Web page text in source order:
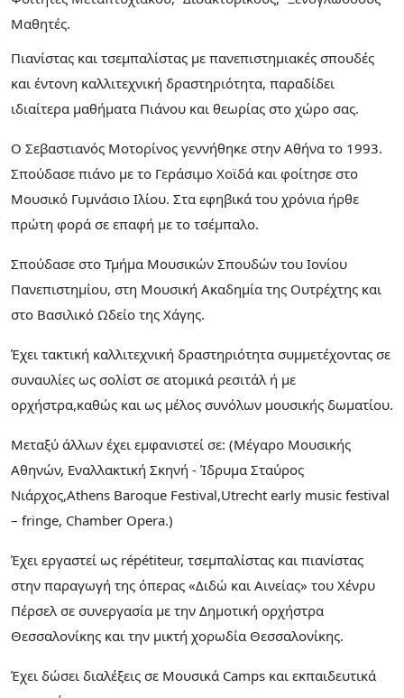
Μαθητές
Πιανίστας και τσεμπαλίστας με πανεπιστημιακές σπουδές
και έντονη καλλιτεχνική δραστηριότητα, παραδίδει
ιδιαίτερα μαθήματα Πιάνου και θεωρίας στο χώρο σας.
Ο Σεβαστιανός Μοτορίνος γεννήθηκε στην Αθήνα το 1993.
Σπούδασε πιάνο με το Γεράσιμο Χοϊδά και φοίτησε στο
Μουσικό Γυμνάσιο Ιλίου. Στα εφηβικά του χρόνια ήρθε
πρώτη φορά σε επαφή με το τσέμπαλο.
Σπούδασε στο Τμήμα Μουσικών Σπουδών του Ιονίου
Πανεπιστημίου, στη Μουσική Ακαδημία της Ουτρέχτης και
στο Βασιλικό Ωδείο της Χάγης.
Έχει τακτική καλλιτεχνική δραστηριότητα συμμετέχοντας σε
συναυλίες ως σολίστ σε ατομικά ρεσιτάλ ή με
ορχήστρα,καθώς και ως μέλος συνόλων μουσικής δωματίου.
Μεταξύ άλλων έχει εμφανιστεί σε: (Μέγαρο Μουσικής
Αθηνών, Εναλλακτική Σκηνή - Ίδρυμα Σταύρος
Νιάρχος,Athens Baroque Festival,Utrecht early music festival
– fringe, Chamber Opera.)
Έχει εργαστεί ως répétiteur, τσεμπαλίστας και πιανίστας
στην παραγωγή της όπερας «Διδώ και Αινείας» του Χένρυ
Πέρσελ σε συνεργασία με την Δημοτική ορχήστρα
Θεσσαλονίκης και την μικτή χορωδία Θεσσαλονίκης.
Έχει δώσει διαλέξεις σε Μουσικά Camps και εκπαιδευτικά